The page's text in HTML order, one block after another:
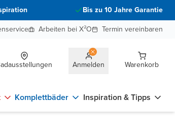
Bis zu 10 Jahre Garantie
Arbeiten bei X²O Termin vereinbaren
Anmelden Warenkorb
Komplettbäder Inspiration & Tipps